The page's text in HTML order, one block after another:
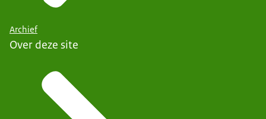
Archief
Over deze site